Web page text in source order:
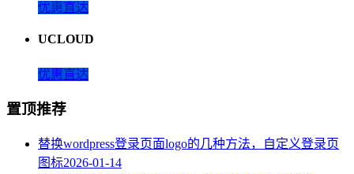
优惠直达
UCLOUD
优惠直达
置顶推荐
替换wordpress登录页面logo的几种方法，自定义登录页
图标2026-01-14